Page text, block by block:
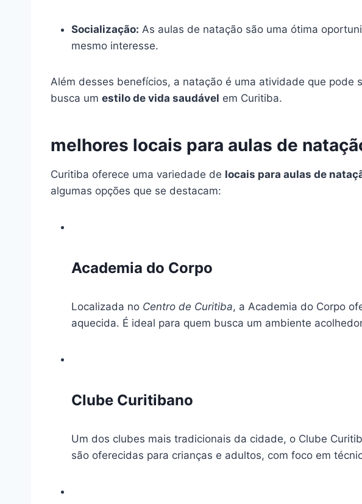
Socialização: As aulas de natação são uma ótima
mesmo interesse.
Além desses benefícios, a natação é uma atividade que
busca um estilo de vida saudável em Curitiba.
melhores locais para aulas de
Curitiba oferece uma variedade de locais para aulas de
algumas opções que se destacam:
Academia do Corpo
Localizada no Centro de Curitiba, a Academia do Corpo
aquecida. É ideal para quem busca um ambiente
Clube Curitibano
Um dos clubes mais tradicionais da cidade, o Clube
são oferecidas para crianças e adultos, com foco em